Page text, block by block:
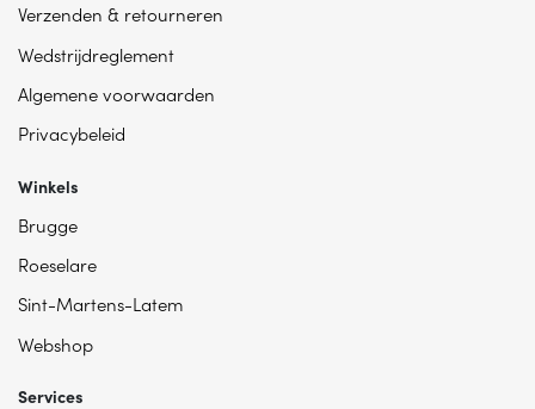
Verzenden & retourneren
Wedstrijdreglement
Algemene voorwaarden
Privacybeleid
Winkels
Brugge
Roeselare
Sint-Martens-Latem
Webshop
Services